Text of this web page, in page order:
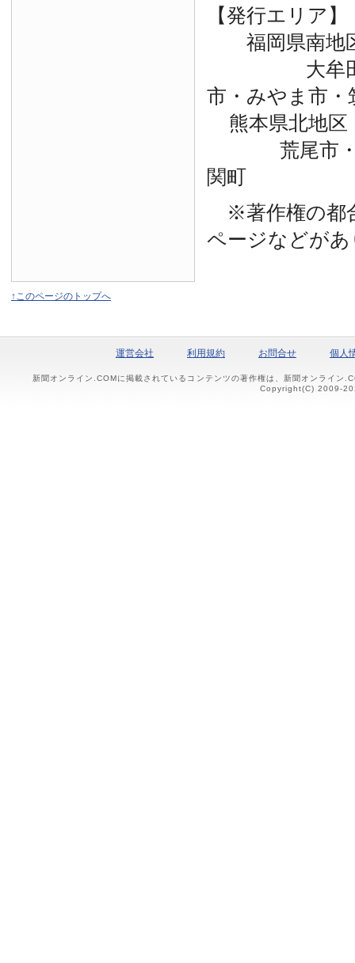
【発行エリア】
福岡県南地
大牟田市
市・みやま市・
熊本県北地区
荒尾市・玉
関町
※著作権の都
ページなどが
↑このページのトップへ
運営会社 利用規約 お問合せ 個人
新聞オンライン.COMに掲載されているコンテンツの著作権は、新聞オンライン
Copyright(C) 2009-